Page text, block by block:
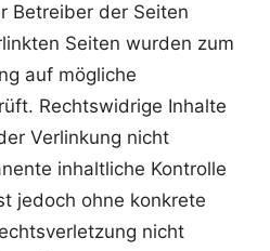
Betreiber der Seiten
Seiten wurden zum
auf mögliche
Rechtswidrige Inhalte
Verlinkung nicht
inhaltliche Kontrolle
jedoch ohne konkrete
nicht